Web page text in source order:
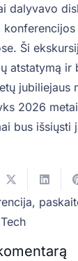
dalyvavo
Ši
atstatymą ir
jubiliejaus
2026
bus išsiųsti
,